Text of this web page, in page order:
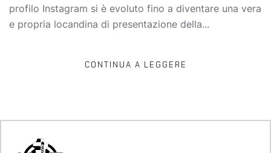
profilo Instagram si è evoluto fino a diventare una vera
e propria locandina di presentazione della...
CONTINUA A LEGGERE